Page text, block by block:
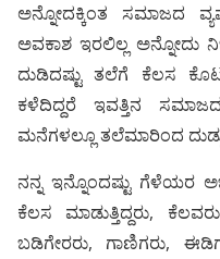
ಅನ್ನೋದಕ್ಕಿಂತ ಸಮಾಜದ
ಅವಕಾಶ ಇರಲಿಲ್ಲ ಅನ್ನೋದು
ದುಡಿದಷ್ಟು ತಲೆಗೆ ಕೆಲಸ
ಕಳೆದಿದ್ದರೆ ಇವತ್ತಿನ
ಮನೆಗಳಲ್ಲೂ ತಲೆಮಾರಿಂದ
ನನ್ನ ಇನ್ನೊಂದಷ್ಟು ಗೆಳೆಯರ
ಕೆಲಸ ಮಾಡುತ್ತಿದ್ದರು,
ಬಡಿಗೇರರು, ಗಾಣಿಗರು,